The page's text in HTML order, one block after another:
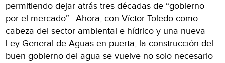
permitiendo dejar atrás tres décadas de “gobierno
por el mercado”. Ahora, con Víctor Toledo como
cabeza del sector ambiental e hídrico y una nueva
Ley General de Aguas en puerta, la construcción del
buen gobierno del agua se vuelve no solo necesario